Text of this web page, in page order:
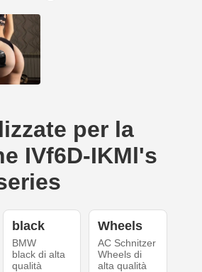
per la
IVf6D-IKMl's
black
BMW
black di alta
qualità
Wheels
AC Schnitzer
Wheels di
alta qualità